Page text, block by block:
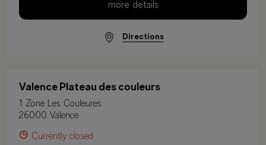
more details
Directions
Valence Plateau des couleurs
1 Zone Les Couleures
26000 Valence
Currently closed